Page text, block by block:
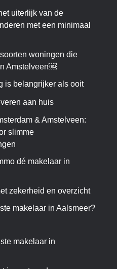
uiterlijk van de
met een minimaal
woningen die
Amstelveen￼
is belangrijker als ooit
aan huis
& Amstelveen:
slimme
dé makelaar in
zekerheid en overzicht
makelaar in Aalsmeer?
makelaar in